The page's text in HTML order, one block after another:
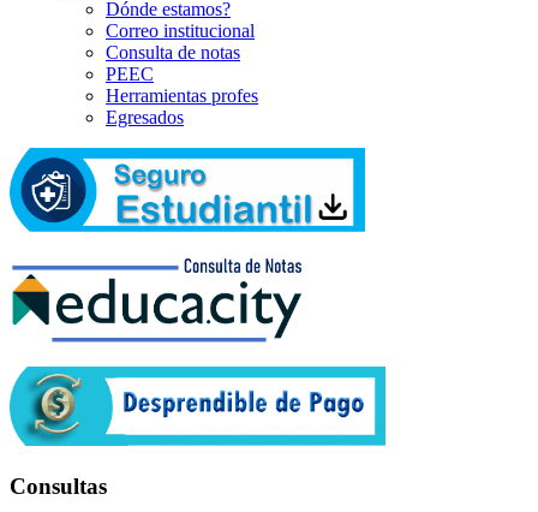
Dónde estamos?
Correo institucional
Consulta de notas
PEEC
Herramientas profes
Egresados
Consultas